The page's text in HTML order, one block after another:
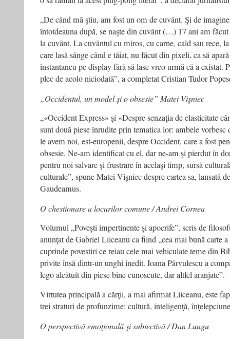
„De când mă ştiu, am fost un om de cuvânt. Şi de
întotdeauna după, se naşte din cuvânt (…) 17 ani am
la cuvânt. La cuvântul cu miros, cu carne, cald sau rece,
care lasă sânge când e tăiat, nu făcut din pixeli, ca să
instantaneu pe display fără să lase vreo urmă că a existat.
plec de acolo niciodată”, a completat Cristian Tudor
„Occidentul, un model şi o obsesie” Matei Vişniec
„«Occident Express» şi «Despre senzaţia de elasticitate
sunt două piese înrudite prin tematica lor: ambele vorbesc
le avem noi, est-europenii, despre Occident, care a fost
obsesie. Ne-am identificat cu el, dar ne-am şi pierdut în
pentru noi salvare şi frustrare în acelaşi timp, sursă
culturale”, spune Matei Vişniec despre cartea sa, lansată
Gaudeamus.
O chestionare a locurilor comune / Andrei Cornea
Volumul „Poveşti impertinente şi apocrife”, scris de
anunţat de Gabriel Liiceanu ca fiind „cea mai bună carte
cuprinde povestiri ce reiau cele mai vehiculate teme din
privite însă dintr-un unghi inedit. Ioana Pârvulescu a
lego alcătuit din piese bine cunoscute, dar altfel aranjate”.
Virtutea principală a cărţii, a mai afirmat Liiceanu, este
trei straturi de profunzime: cultură, inteligenţă,
O perspectivă emoţională şi subiectivă / Dan Lungu